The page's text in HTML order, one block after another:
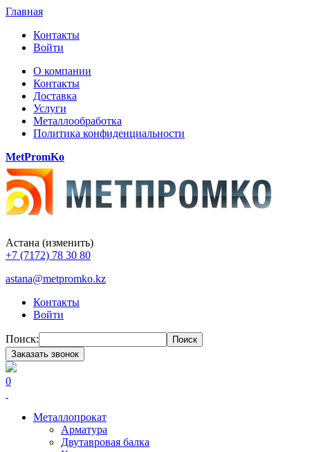
Главная
Контакты
Войти
О компании
Контакты
Доставка
Услуги
Металлообработка
Политика конфиденциальности
MetPromKo
Астана (изменить)
+7 (7172) 78 30 80
astana@metpromko.kz
Контакты
Войти
Поиск:
Поиск
Заказать звонок
0
Металлопрокат
Арматура
Двутавровая балка